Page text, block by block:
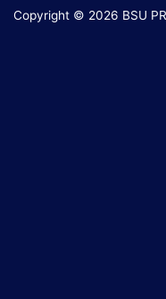
Copyright © 2026 BSU